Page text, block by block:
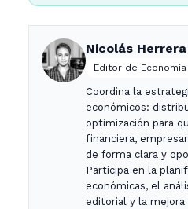
Nicolás Herrera
Editor de
Coordina la
económicos:
optimización para
financiera,
de forma clara y
Participa en la
económicas, el
editorial y la